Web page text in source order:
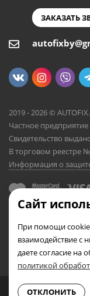
ЗАКАЗАТЬ
2019 - 2026 ©
Частное
Свидетельство
В торговом реестре
Информация о
Сайт
При помощи
взаимодействие с
даете согласие на
политикой
ОТКЛОНИТЬ